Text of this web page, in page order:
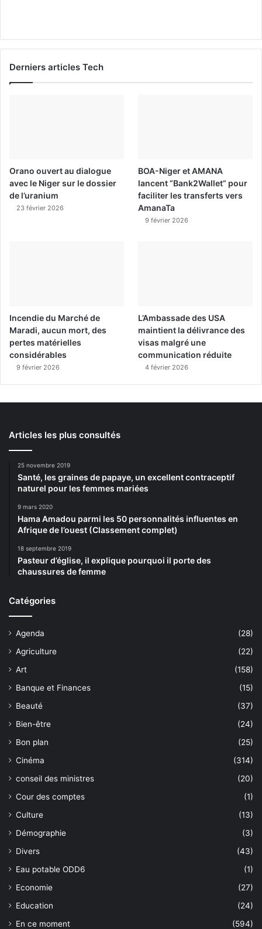
Derniers articles Tech
Orano ouvert au dialogue
avec le Niger sur le dossier
de l’uranium
23 février 2026
BOA-Niger et AMANA
lancent “Bank2Wallet” pour
faciliter les transferts vers
AmanaTa
9 février 2026
Incendie du Marché de
Maradi, aucun mort, des
pertes matérielles
considérables
9 février 2026
L’Ambassade des USA
maintient la délivrance des
visas malgré une
communication réduite
4 février 2026
Articles les plus consultés
25 novembre 2019
Santé, les graines de papaye, un excellent contraceptif
naturel pour les femmes mariées
9 mars 2020
Hama Amadou parmi les 50 personnalités influentes en
Afrique de l’ouest (Classement complet)
18 septembre 2019
Pasteur d’église, il explique pourquoi il porte des
chaussures de femme
Catégories
Agenda
(28)
Agriculture
(22)
Art
(158)
Banque et Finances
(15)
Beauté
(37)
Bien-être
(24)
Bon plan
(25)
Cinéma
(314)
conseil des ministres
(20)
Cour des comptes
(1)
Culture
(13)
Démographie
(3)
Divers
(43)
Eau potable ODD6
(1)
Economie
(27)
Education
(24)
En ce moment
(594)